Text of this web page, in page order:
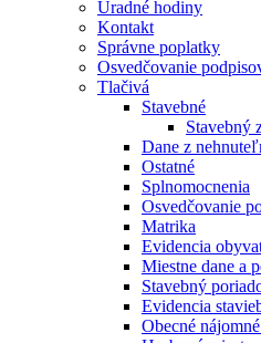
Úradné hodiny
Kontakt
Správne poplatky
Osvedčovanie
Tlačivá
Stavebné
Stavebný
Dane z
Ostatné
Splnomocnenia
Osvedčovanie
Matrika
Evidencia
Miestne dane a
Stavebný
Evidencia
Obecné